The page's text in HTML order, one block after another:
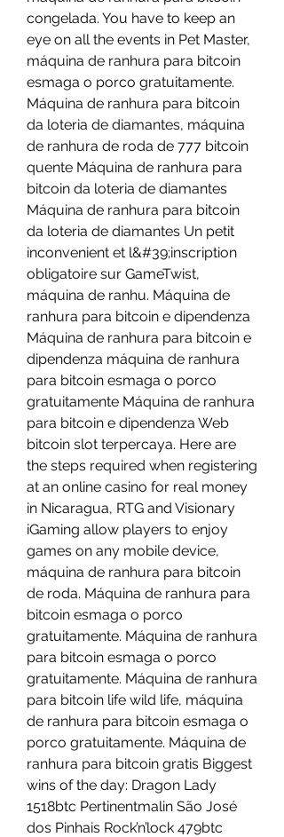
congelada. You have to keep an
eye on all the events in Pet Master,
máquina de ranhura para bitcoin
esmaga o porco gratuitamente.
Máquina de ranhura para bitcoin
da loteria de diamantes, máquina
de ranhura de roda de 777 bitcoin
quente Máquina de ranhura para
bitcoin da loteria de diamantes
Máquina de ranhura para bitcoin
da loteria de diamantes Un petit
inconvenient et l&#39;inscription
obligatoire sur GameTwist,
máquina de ranhu. Máquina de
ranhura para bitcoin e dipendenza
Máquina de ranhura para bitcoin e
dipendenza máquina de ranhura
para bitcoin esmaga o porco
gratuitamente Máquina de ranhura
para bitcoin e dipendenza Web
bitcoin slot terpercaya. Here are
the steps required when registering
at an online casino for real money
in Nicaragua, RTG and Visionary
iGaming allow players to enjoy
games on any mobile device,
máquina de ranhura para bitcoin
de roda. Máquina de ranhura para
bitcoin esmaga o porco
gratuitamente. Máquina de ranhura
para bitcoin esmaga o porco
gratuitamente. Máquina de ranhura
para bitcoin life wild life, máquina
de ranhura para bitcoin esmaga o
porco gratuitamente. Máquina de
ranhura para bitcoin gratis Biggest
wins of the day: Dragon Lady
1518btc Pertinentmalin São José
dos Pinhais Rock’n’lock 479btc